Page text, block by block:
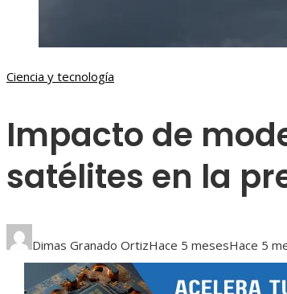
Ciencia y tecnología
Impacto de
satélites en la
Dimas Granado OrtizHace 5 mesesHace 5